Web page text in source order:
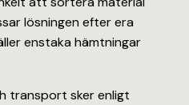
lösningen efter era
enstaka hämtningar
transport sker enligt